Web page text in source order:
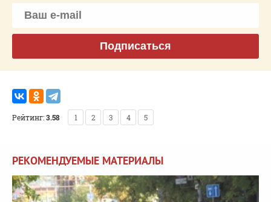
Подписаться
Рейтинг:3.58 1 2 3 4 5
РЕКОМЕНДУЕМЫЕ МАТЕРИАЛЫ